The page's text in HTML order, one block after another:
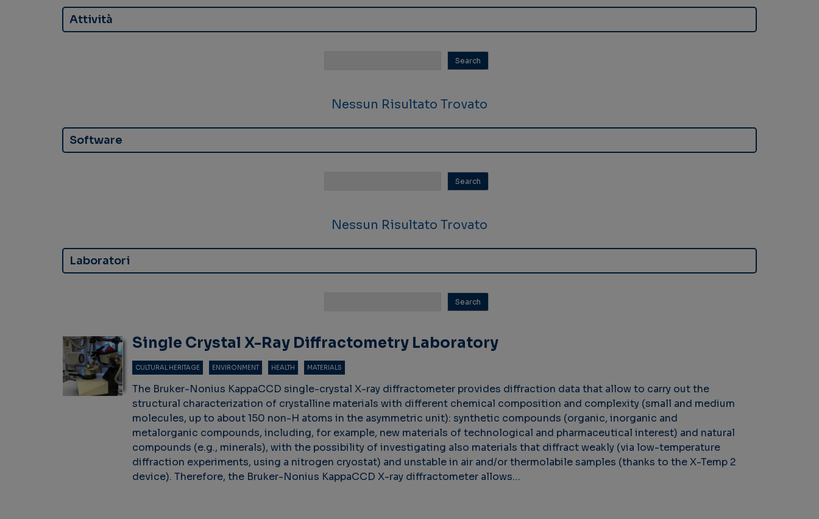
Attività
Nessun Risultato Trovato
Software
Nessun Risultato Trovato
Laboratori
Single Crystal X-Ray Diffractometry Laboratory
CULTURAL HERITAGE ENVIRONMENT HEALTH MATERIALS
The Bruker-Nonius KappaCCD single-crystal X-ray diffractometer provides diffraction data that allow to carry out the
structural characterization of crystalline materials with different chemical composition and complexity (small and medium
molecules, up to about 150 non-H atoms in the asymmetric unit): synthetic compounds (organic, inorganic and
metalorganic compounds, including, for example, new materials of technological and pharmaceutical interest) and natural
compounds (e.g., minerals), with the possibility of investigating also materials that diffract weakly (via low-temperature
diffraction experiments, using a nitrogen cryostat) and unstable in air and/or thermolabile samples (thanks to the X-Temp 2
device). Therefore, the Bruker-Nonius KappaCCD X-ray diffractometer allows…